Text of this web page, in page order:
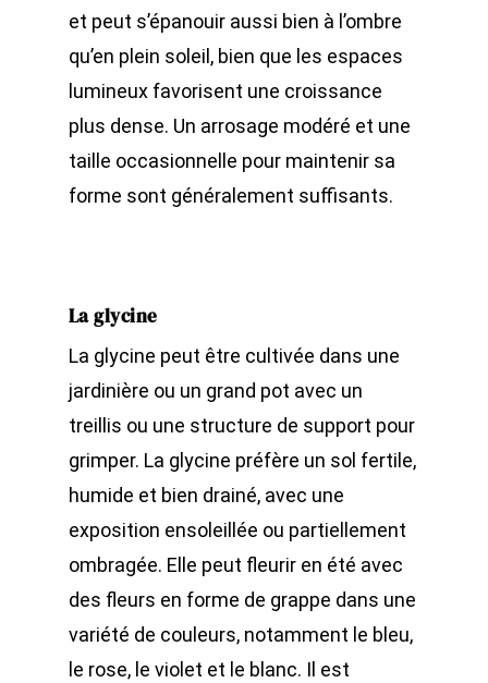
et peut s’épanouir aussi bien à l’ombre
qu’en plein soleil, bien que les espaces
lumineux favorisent une croissance
plus dense. Un arrosage modéré et une
taille occasionnelle pour maintenir sa
forme sont généralement suffisants.
La glycine
La glycine peut être cultivée dans une
jardinière ou un grand pot avec un
treillis ou une structure de support pour
grimper. La glycine préfère un sol fertile,
humide et bien drainé, avec une
exposition ensoleillée ou partiellement
ombragée. Elle peut fleurir en été avec
des fleurs en forme de grappe dans une
variété de couleurs, notamment le bleu,
le rose, le violet et le blanc. Il est